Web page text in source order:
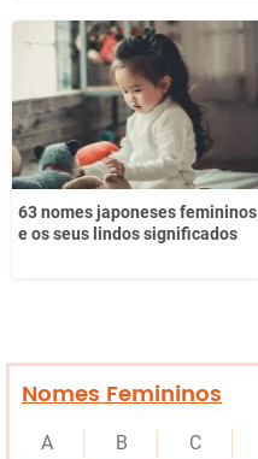
63 nomes japoneses femininos
e os seus lindos significados
Nomes Femininos
A B C